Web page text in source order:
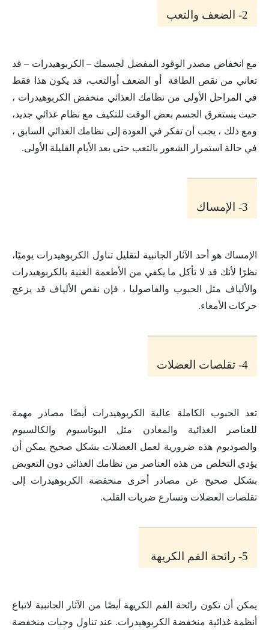
2- الضعف والتعب
مع انخفاض مصدر الوقود المفضل لجسمك – الكربوهيدرات – قد
تعاني من نقص الطاقة أو الضعف أوالتعب، قد يكون هذا فقط
في المراحل الأولى من نظامك الغذائي منخفض الكربوهيدرات ،
حيث يستغرق الجسم بعض الوقت للتكيف مع نظام غذائي جديد،
ومع ذلك ، يجب أن تفكر في العودة إلى نظامك الغذائي السابق ،
في حالة استمرار الشعور بالتعب حتى بعد الأيام القليلة الأولى.
3- الإمساك
الإمساك هو أحد الآثار الجانبية لتقليل تناول الكربوهيدرات يوميًا،
نظرًا لأنك قد لا تأكل ما يكفي من الأطعمة الغنية بالكربوهيدرات
والألياف مثل الحبوب والفاصوليا ، فإن نقص الألياف قد يزعج
حركات الأمعاء.
4- تقلصات العضلات
تعد الحبوب الكاملة عالية الكربوهيدرات أيضًا مصادر مهمة
للعناصر الغذائية والمعادن مثل البوتاسيوم والكالسيوم
والصوديوم هذه ضرورية لعمل العضلات بشكل صحيح يمكن أن
يؤدي التخلص من هذه العناصر من نظامك الغذائي دون التعويض
بشكل صحيح عن مصادر أخرى منخفضة الكربوهيدرات إلى
تقلصات العضلات وتسارع ضربات القلب.
5- رائحة الفم الكريهة
يمكن أن تكون رائحة الفم الكريهة أيضًا من الآثار الجانبية لاتباع
أنظمة غذائية منخفضة الكربوهيدرات. عند تناول وجبات منخفضة